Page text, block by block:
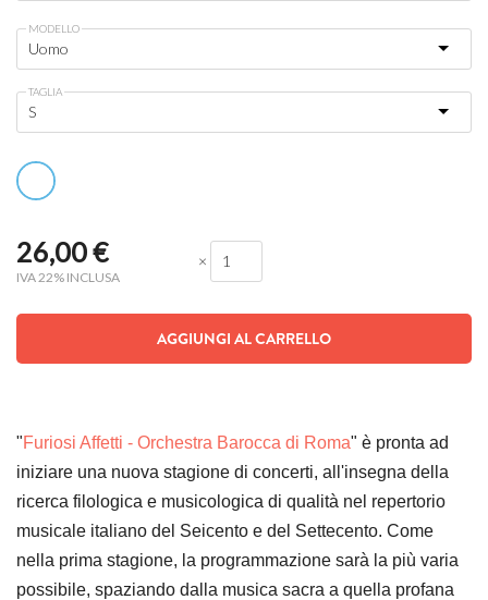
MODELLO
TAGLIA
26,00€
IVA 22% INCLUSA
×
AGGIUNGI AL CARRELLO
"Furiosi Affetti - Orchestra Barocca di Roma" è pronta ad
iniziare una nuova stagione di concerti, all'insegna della
ricerca filologica e musicologica di qualità nel repertorio
musicale italiano del Seicento e del Settecento. Come
nella prima stagione, la programmazione sarà la più varia
possibile, spaziando dalla musica sacra a quella profana